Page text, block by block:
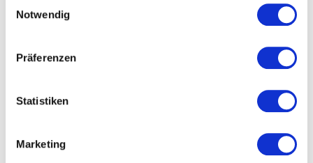
Notwendig
Präferenzen
Statistiken
Marketing
Unsere Vorträge verbinden langjährige
und praxisnahe Beispiele. Die Referenten zeigen, wie
modernes Personalmanagement Menschen fördert
Mitarbeitende entwickeln und
Eine erfolgreiche Personalentwicklung beginnt damit,